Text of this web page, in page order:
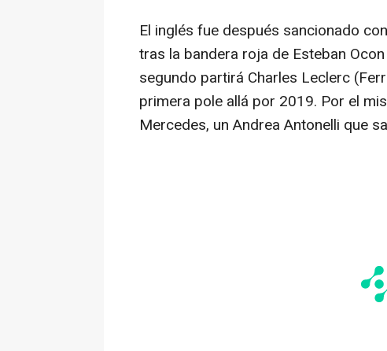
El inglés fue después sancionado
tras la bandera roja de Esteban
segundo partirá Charles Leclerc
primera pole allá por 2019. Por el
Mercedes, un Andrea Antonelli que